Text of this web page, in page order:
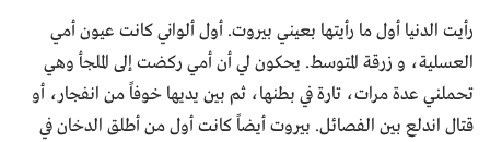
رأيت الدنيا أول ما رأيتها بعيني بيروت. أول ألواني كانت عيون أمي
العسلية، و زرقة المتوسط. يحكون لي أن أمي ركضت إلى الملجأ وهي
تحملني عدة مرات، تارة في بطنها، ثم بين يديها خوفاً من انفجار، أو
قتال اندلع بين الفصائل. بيروت أيضاً كانت أول من أطلق الدخان في